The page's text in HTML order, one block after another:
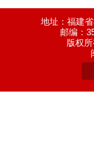
地址：福建
邮编：
版权